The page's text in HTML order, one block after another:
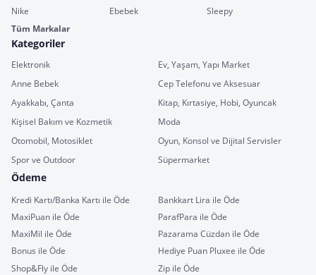
Nike
Ebebek
Sleepy
Tüm Markalar
Kategoriler
Elektronik
Ev, Yaşam, Yapı Market
Anne Bebek
Cep Telefonu ve Aksesuar
Ayakkabı, Çanta
Kitap, Kırtasiye, Hobi, Oyuncak
Kişisel Bakım ve Kozmetik
Moda
Otomobil, Motosiklet
Oyun, Konsol ve Dijital Servisler
Spor ve Outdoor
Süpermarket
Ödeme
Kredi Kartı/Banka Kartı ile Öde
Bankkart Lira ile Öde
MaxiPuan ile Öde
ParafPara ile Öde
MaxiMil ile Öde
Pazarama Cüzdan ile Öde
Bonus ile Öde
Hediye Puan Pluxee ile Öde
Shop&Fly ile Öde
Zip ile Öde